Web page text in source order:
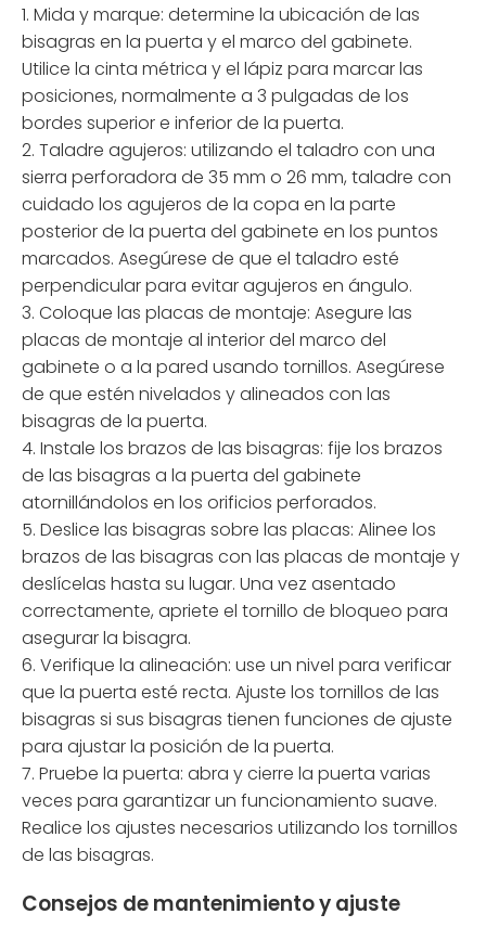
1. Mida y marque: determine la ubicación de las
bisagras en la puerta y el marco del gabinete.
Utilice la cinta métrica y el lápiz para marcar las
posiciones, normalmente a 3 pulgadas de los
bordes superior e inferior de la puerta.
2. Taladre agujeros: utilizando el taladro con una
sierra perforadora de 35 mm o 26 mm, taladre con
cuidado los agujeros de la copa en la parte
posterior de la puerta del gabinete en los puntos
marcados. Asegúrese de que el taladro esté
perpendicular para evitar agujeros en ángulo.
3. Coloque las placas de montaje: Asegure las
placas de montaje al interior del marco del
gabinete o a la pared usando tornillos. Asegúrese
de que estén nivelados y alineados con las
bisagras de la puerta.
4. Instale los brazos de las bisagras: fije los brazos
de las bisagras a la puerta del gabinete
atornillándolos en los orificios perforados.
5. Deslice las bisagras sobre las placas: Alinee los
brazos de las bisagras con las placas de montaje y
deslícelas hasta su lugar. Una vez asentado
correctamente, apriete el tornillo de bloqueo para
asegurar la bisagra.
6. Verifique la alineación: use un nivel para verificar
que la puerta esté recta. Ajuste los tornillos de las
bisagras si sus bisagras tienen funciones de ajuste
para ajustar la posición de la puerta.
7. Pruebe la puerta: abra y cierre la puerta varias
veces para garantizar un funcionamiento suave.
Realice los ajustes necesarios utilizando los tornillos
de las bisagras.
Consejos de mantenimiento y ajuste